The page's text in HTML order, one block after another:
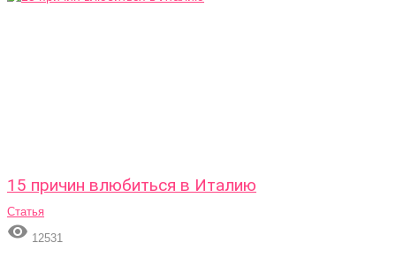
15 причин влюбиться в Италию
Статья
 12531